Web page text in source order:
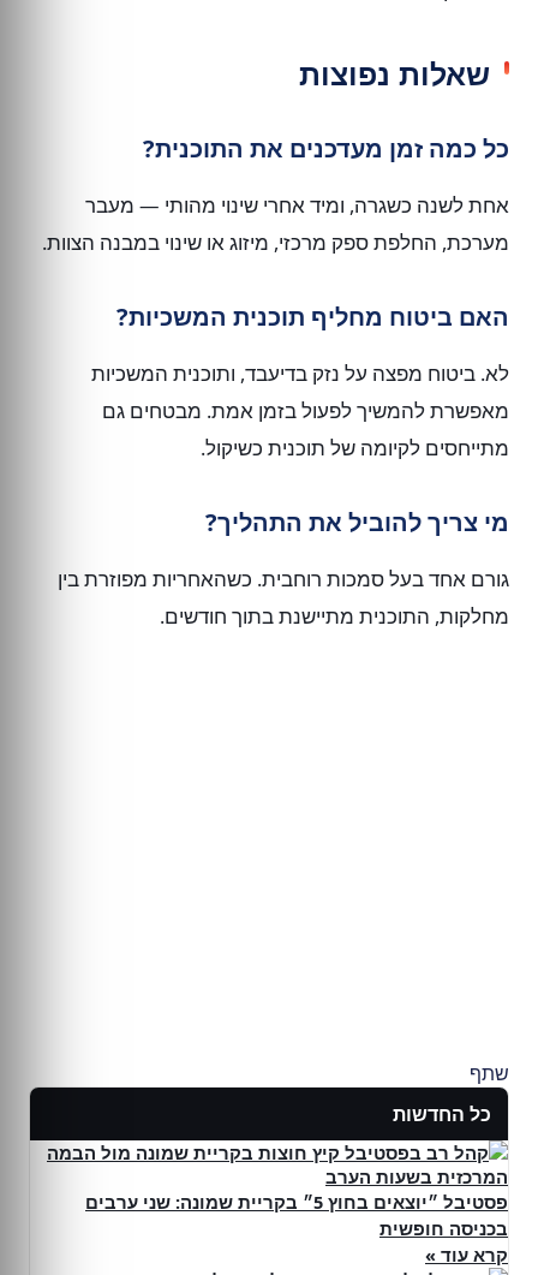
שאלות נפוצות
כל כמה זמן מעדכנים את התוכנית?
אחת לשנה כשגרה, ומיד אחרי שינוי מהותי — מעבר
מערכת, החלפת ספק מרכזי, מיזוג או שינוי במבנה הצוות.
האם ביטוח מחליף תוכנית המשכיות?
לא. ביטוח מפצה על נזק בדיעבד, ותוכנית המשכיות
מאפשרת להמשיך לפעול בזמן אמת. מבטחים גם
מתייחסים לקיומה של תוכנית כשיקול.
מי צריך להוביל את התהליך?
גורם אחד בעל סמכות רוחבית. כשהאחריות מפוזרת בין
מחלקות, התוכנית מתיישנת בתוך חודשים.
שתף
כל החדשות
פסטיבל ״יוצאים בחוץ 5״ בקריית שמונה: שני ערבים
בכניסה חופשית
קרא עוד »